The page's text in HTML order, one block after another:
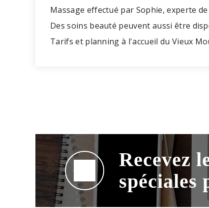
Massage effectué par Sophie, experte
Des soins beauté peuvent aussi être
Tarifs et planning à l'accueil du Vieux
Recevez
spéciales